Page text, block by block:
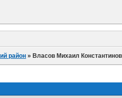
район » Власов Михаил